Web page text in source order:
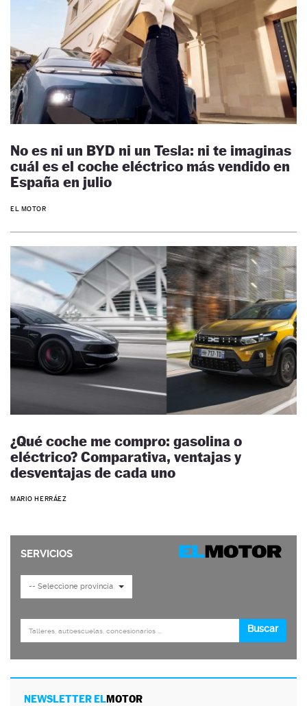
No es ni un BYD ni un Tesla: ni te imaginas
cuál es el coche eléctrico más vendido en
España en julio
EL MOTOR
¿Qué coche me compro: gasolina o
eléctrico? Comparativa, ventajas y
desventajas de cada uno
MARIO HERRÁEZ
NEWSLETTER ELMOTOR